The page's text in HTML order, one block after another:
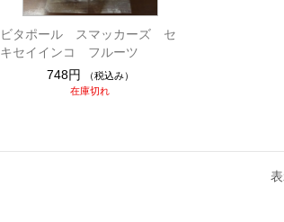
ビタポール スマッカーズ セ
キセイインコ フルーツ
748円
（税込み）
在庫切れ